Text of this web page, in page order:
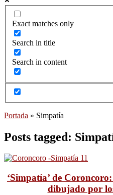
Exact matches only
Search in title
Search in content
Portada » Simpatía
Posts tagged:
‘Simpatía’ de
dibujado por